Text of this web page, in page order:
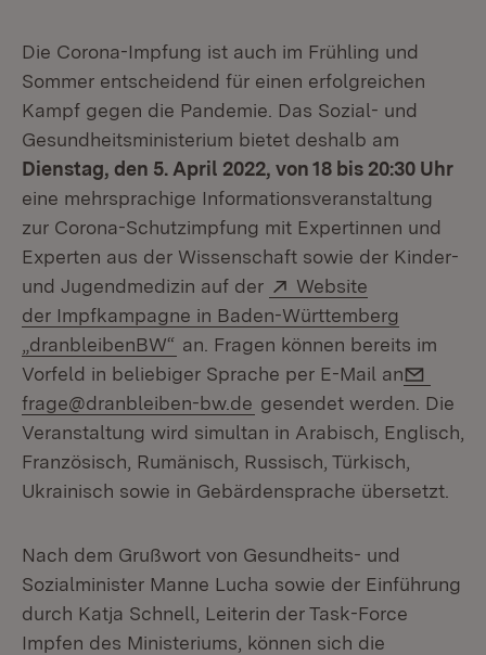
Die Corona-Impfung ist auch im Frühling und
Sommer entscheidend für einen erfolgreichen
Kampf gegen die Pandemie. Das Sozial- und
Gesundheitsministerium bietet deshalb am
Dienstag, den 5. April 2022, von 18 bis 20:30 Uhr
eine mehrsprachige Informationsveranstaltung
zur Corona-Schutzimpfung mit Expertinnen und
Experten aus der Wissenschaft sowie der Kinder-
und Jugendmedizin auf der
Extern:
Website
der Impfkampagne in Baden-Württemberg
„dranbleibenBW“ (Öffnet in neuem Fenster)
an. Fragen können bereits im
Vorfeld in beliebiger Sprache per E-Mail an
frage@dranbleiben-bw.de gesendet werden. Die
Veranstaltung wird simultan in Arabisch, Englisch,
Französisch, Rumänisch, Russisch, Türkisch,
Ukrainisch sowie in Gebärdensprache übersetzt.
Nach dem Grußwort von Gesundheits- und
Sozialminister Manne Lucha sowie der Einführung
durch Katja Schnell, Leiterin der Task-Force
Impfen des Ministeriums, können sich die